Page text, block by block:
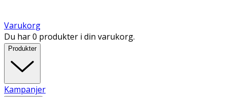
Varukorg
Du har 0 produkter i din varukorg.
Produkter
Kampanjer